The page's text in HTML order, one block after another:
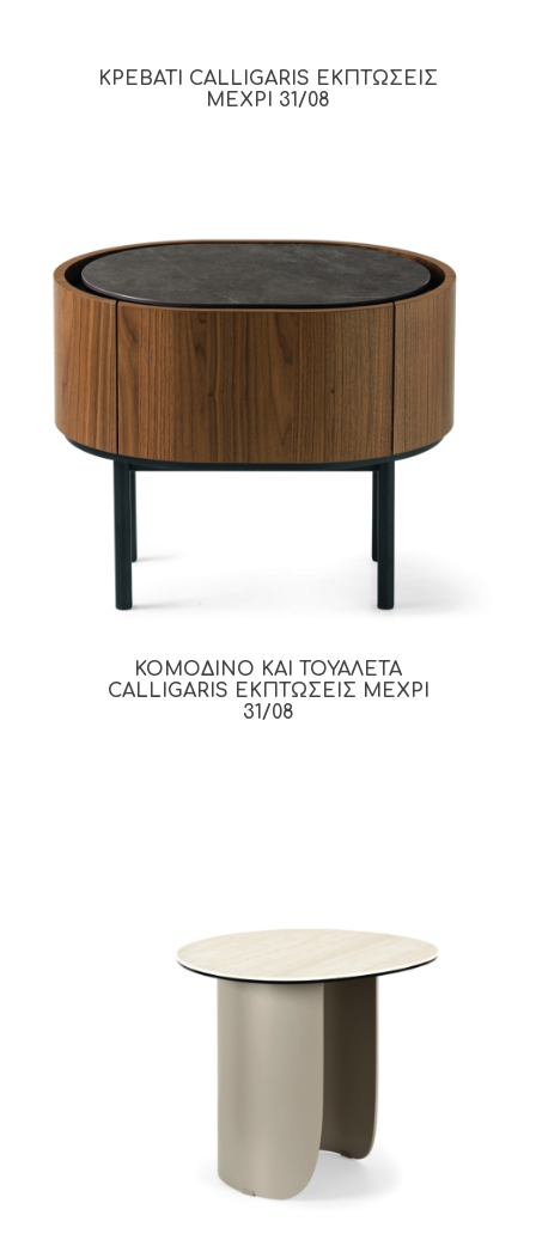
ΚΡΕΒΑΤΙ CALLIGARIS ΕΚΠΤΩΣΕΙΣ
ΜΕΧΡΙ 31/08
ΚΟΜΟΔΙΝΟ ΚΑΙ ΤΟΥΑΛΕΤΑ
CALLIGARIS ΕΚΠΤΩΣΕΙΣ ΜΕΧΡΙ
31/08